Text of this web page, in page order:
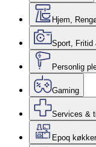
Hjem,
Sport, Fritid
Personlig
Gaming
Services &
Epoq